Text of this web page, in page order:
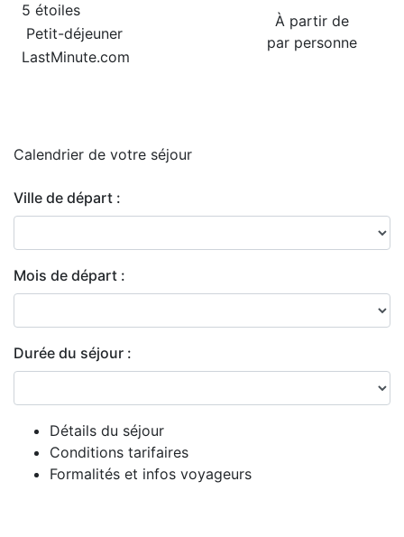
À partir de
par personne
5 étoiles
Petit-déjeuner
LastMinute.com
Calendrier de votre séjour
Ville de départ :
Mois de départ :
Durée du séjour :
Détails du séjour
Conditions tarifaires
Formalités et infos voyageurs